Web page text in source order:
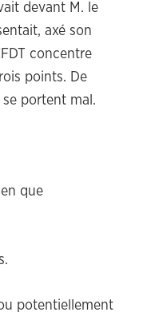
devant M. le
axé son
concentre
points. De
portent mal.
que
potentiellement